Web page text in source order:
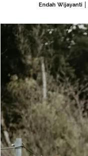
Endah Wijayanti